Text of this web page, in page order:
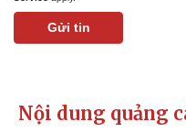
Gửi tin